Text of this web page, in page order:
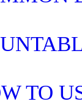
TO